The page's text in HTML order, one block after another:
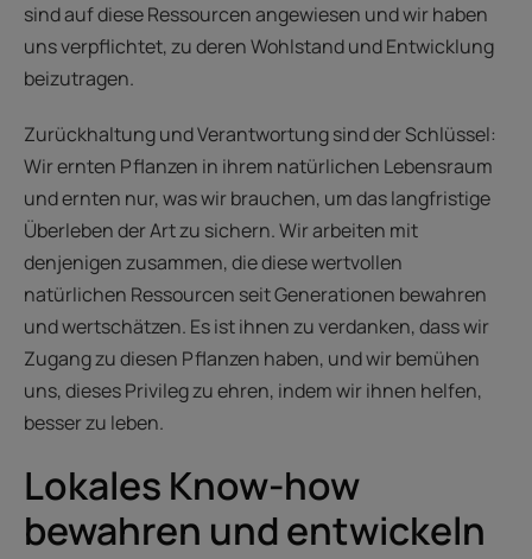
sind auf diese Ressourcen angewiesen und wir haben
uns verpflichtet, zu deren Wohlstand und Entwicklung
beizutragen.
Zurückhaltung und Verantwortung sind der Schlüssel:
Wir ernten Pflanzen in ihrem natürlichen Lebensraum
und ernten nur, was wir brauchen, um das langfristige
Überleben der Art zu sichern. Wir arbeiten mit
denjenigen zusammen, die diese wertvollen
natürlichen Ressourcen seit Generationen bewahren
und wertschätzen. Es ist ihnen zu verdanken, dass wir
Zugang zu diesen Pflanzen haben, und wir bemühen
uns, dieses Privileg zu ehren, indem wir ihnen helfen,
besser zu leben.
Lokales Know-how
bewahren und entwickeln